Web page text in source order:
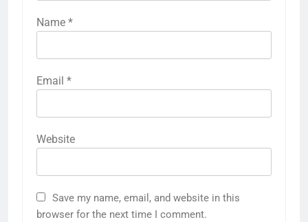
Name *
Email *
Website
Save my name, email, and website in this
browser for the next time I comment.